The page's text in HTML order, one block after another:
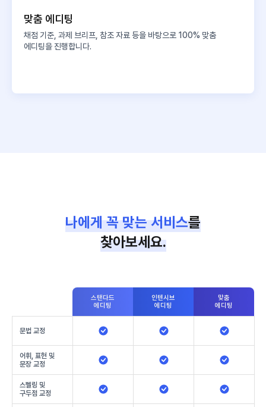
맞춤 에디팅
채점 기준, 과제 브리프, 참조 자료 등을 바탕으로 100% 맞춤
에디팅을 진행합니다.
나에게 꼭 맞는 서비스를
찾아보세요.
스탠다드
에디팅
인텐시브
에디팅
맞춤
에디팅
문법 교정
어휘, 표현 및
문장 교정
스펠링 및
구두점 교정